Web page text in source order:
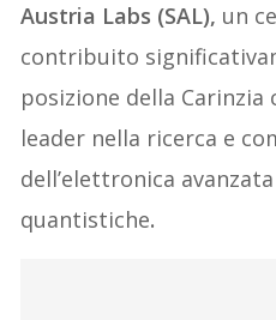
Austria Labs (SAL), un
contribuito
posizione della
leader nella ricerca e
dell’elettronica
quantistiche.